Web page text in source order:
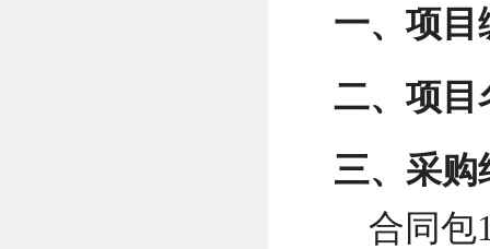
一、项目
二、项目
三、采购
合同包